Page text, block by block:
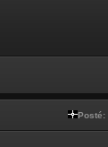
Posté: